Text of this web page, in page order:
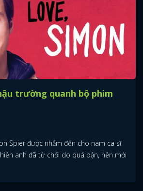
trường quanh bộ phim
Spier được nhắm đến cho nam ca sĩ
anh đã từ chối do quá bận, nên mới